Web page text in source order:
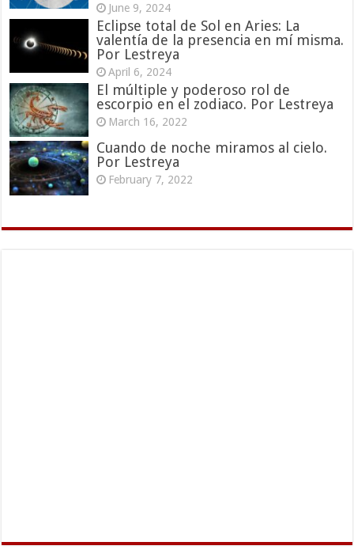
June 9, 2024
Eclipse total de Sol en Aries: La
valentía de la presencia en mí misma.
Por Lestreya
April 6, 2024
El múltiple y poderoso rol de
escorpio en el zodiaco. Por Lestreya
March 16, 2022
Cuando de noche miramos al cielo.
Por Lestreya
February 7, 2022